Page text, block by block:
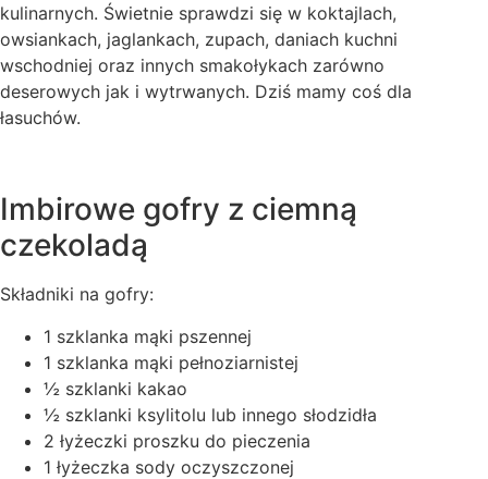
kulinarnych. Świetnie sprawdzi się w koktajlach,
owsiankach, jaglankach, zupach, daniach kuchni
wschodniej oraz innych smakołykach zarówno
deserowych jak i wytrwanych. Dziś mamy coś dla
łasuchów.
Imbirowe gofry z ciemną
czekoladą
Składniki na gofry:
1 szklanka mąki pszennej
1 szklanka mąki pełnoziarnistej
½ szklanki kakao
½ szklanki ksylitolu lub innego słodzidła
2 łyżeczki proszku do pieczenia
1 łyżeczka sody oczyszczonej